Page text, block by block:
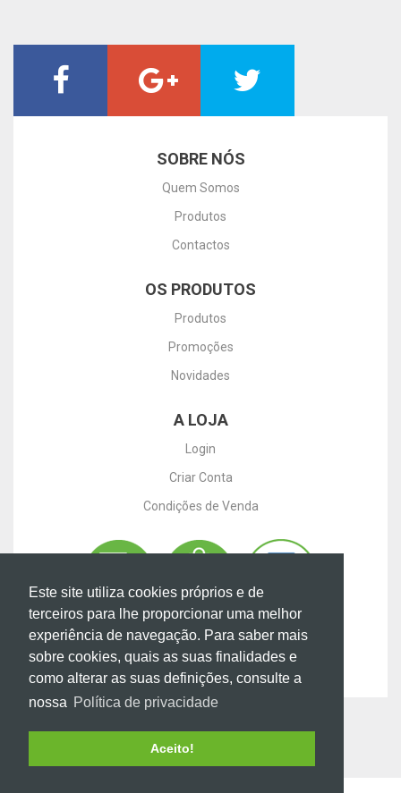
Este site utiliza cookies próprios e de
terceiros para lhe proporcionar uma melhor
experiência de navegação. Para saber mais
sobre cookies, quais as suas finalidades e
como alterar as suas definições, consulte a
nossa Política de privacidade
Aceito!
SOBRE NÓS
Quem Somos
Produtos
Contactos
OS PRODUTOS
Produtos
Promoções
Novidades
A LOJA
Login
Criar Conta
Condições de Venda
2016 MI Electrónica.Termos de uso e
Livro de Reclamações Online
Desenvolvido porZENN